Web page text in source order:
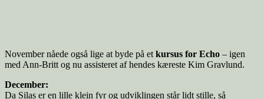
November nåede også lige at byde på et kursus for Echo – igen
med Ann-Britt og nu assisteret af hendes kæreste Kim Gravlund.
December:
Da Silas er en lille klein fyr og udviklingen står lidt stille, så